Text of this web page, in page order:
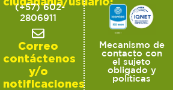
(+57) 602-
2806911
Correo
contáctenos
y/o
notificaciones
Mecanismo de
contacto con
el sujeto
obligado y
políticas